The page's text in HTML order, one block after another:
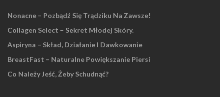
Nonacne – Pozbądź Się Trądziku Na Zawsze!
Collagen Select – Sekret Młodej Skóry.
Aspiryna – Skład, Działanie I Dawkowanie
BreastFast – Naturalne Powiększanie Piersi
Co Należy Jeść, Żeby Schudnąć?